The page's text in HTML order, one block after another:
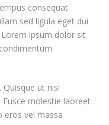
consequat
sed ligula eget dui
ipsum dolor sit
ut nisi
molestie laoreet
eros vel massa